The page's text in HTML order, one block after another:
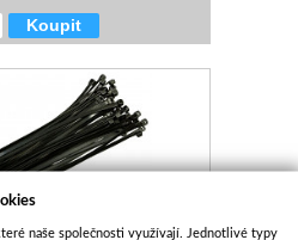
Koupit
naše společnosti využívají. Jednotlivé typy